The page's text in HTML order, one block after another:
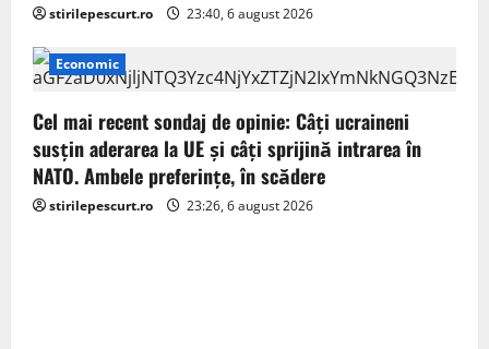
stirilepescurt.ro 23:40, 6 august 2026
Economic
Cel mai recent sondaj de opinie: Câți ucraineni
susțin aderarea la UE și câți sprijină intrarea în
NATO. Ambele preferințe, în scădere
stirilepescurt.ro 23:26, 6 august 2026